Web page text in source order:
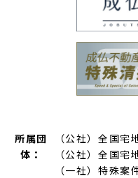
所属団
体：
（公社）全国
（公社）全国
（一社）特殊案